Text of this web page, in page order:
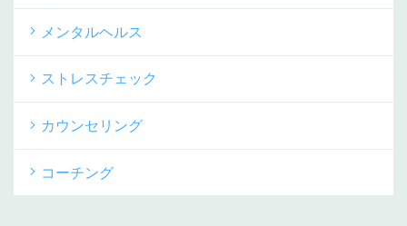
メンタルヘルス
ストレスチェック
カウンセリング
コーチング